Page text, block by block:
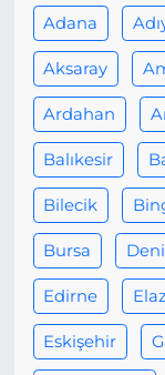
Adana
Aksaray
Ardahan
Balıkesir
Bilecik
Bursa
Edirne
Eskişehir